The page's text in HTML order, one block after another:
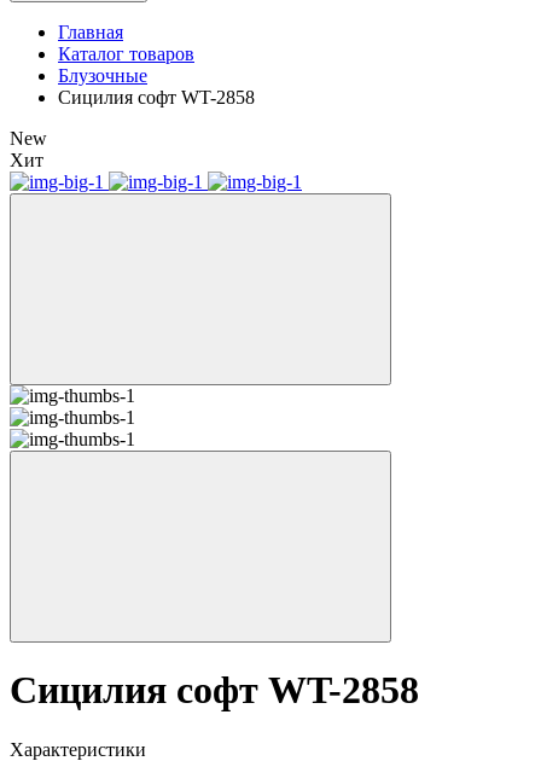
Главная
Каталог товаров
Блузочные
Сицилия софт WT-2858
New
Хит
Сицилия софт WT-2858
Характеристики